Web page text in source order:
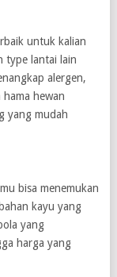
untuk kalian
type lantai lain
alergen,
hewan
yang mudah
bisa menemukan
kayu yang
yang
harga yang